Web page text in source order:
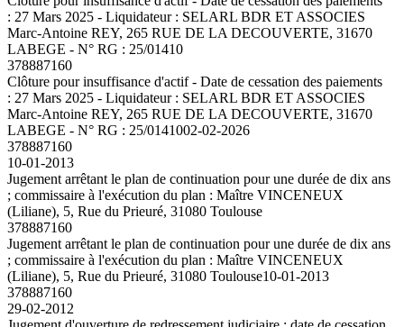
: 27 Mars 2025 - Liquidateur : SELARL BDR ET ASSOCIES
Marc-Antoine REY, 265 RUE DE LA DECOUVERTE, 31670
LABEGE - N° RG : 25/01410
378887160
Clôture pour insuffisance d'actif - Date de cessation des paiements
: 27 Mars 2025 - Liquidateur : SELARL BDR ET ASSOCIES
Marc-Antoine REY, 265 RUE DE LA DECOUVERTE, 31670
LABEGE - N° RG : 25/0141002-02-2026
378887160
10-01-2013
Jugement arrêtant le plan de continuation pour une durée de dix ans
; commissaire à l'exécution du plan : Maître VINCENEUX
(Liliane), 5, Rue du Prieuré, 31080 Toulouse
378887160
Jugement arrêtant le plan de continuation pour une durée de dix ans
; commissaire à l'exécution du plan : Maître VINCENEUX
(Liliane), 5, Rue du Prieuré, 31080 Toulouse10-01-2013
378887160
29-02-2012